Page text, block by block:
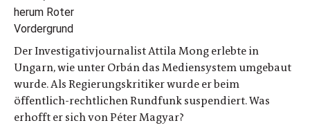
Der Investigativjournalist Attila Mong erlebte in
Ungarn, wie unter Orbán das Mediensystem umgebaut
wurde. Als Regierungskritiker wurde er beim
öffentlich-rechtlichen Rundfunk suspendiert. Was
erhofft er sich von Péter Magyar?